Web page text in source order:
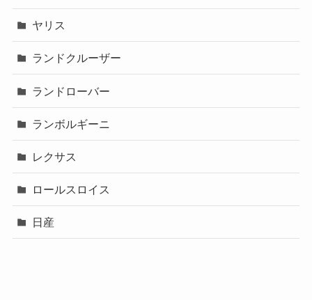
ヤリス
ランドクルーザー
ランドローバー
ランボルギーニ
レクサス
ロールスロイス
日産